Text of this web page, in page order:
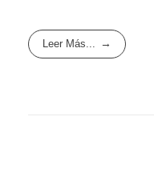
Leer Más...